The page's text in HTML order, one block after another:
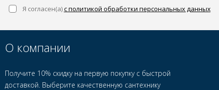
Я согласен(a)с политикой обработки персональных данных
О компании
Получите 10% скидку на первую покупку с быстрой
доставкой. Выберите качественную сантехнику